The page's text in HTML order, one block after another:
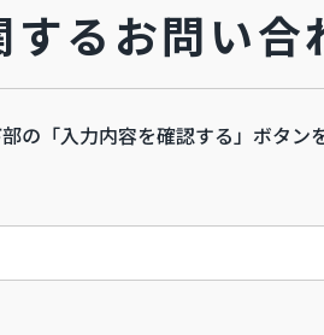
するお問い合
の「入力内容を確認する」ボタン